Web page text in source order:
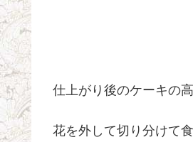
仕上がり後のケーキの
花を外して切り分けて